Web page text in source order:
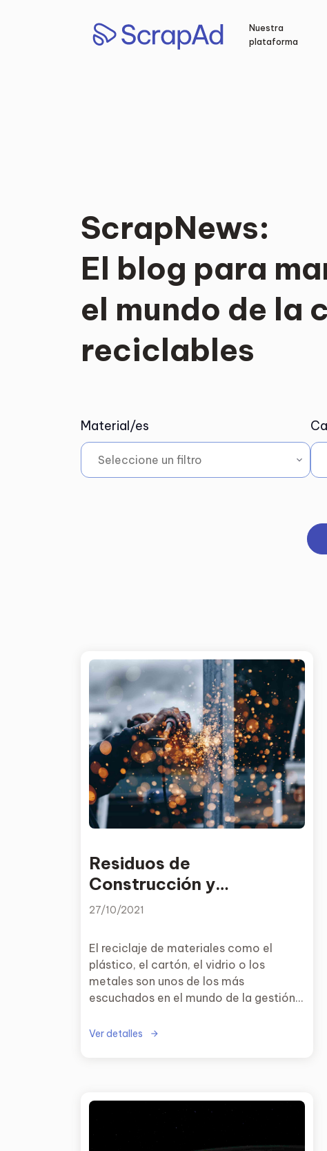
Nuestra
plataforma
ScrapNews:
El blog para
el mundo de la
reciclables
Material/es
Residuos de
Construcción y
Demolición (RCD): qué
27/10/2021
El reciclaje de materiales como el
plástico, el cartón, el vidrio o los
metales son unos de los más
escuchados en el mundo de la gestión
segmento que cuenta también con un
Ver detalles